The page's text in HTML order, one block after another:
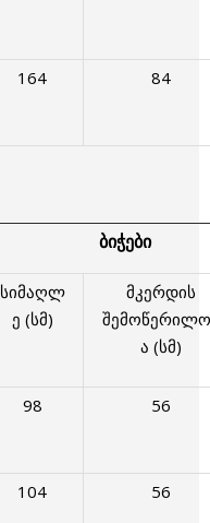
164 84
ბიჭები
სიმაღლ
ე (სმ)
მკერდის
ა (სმ)
98 56
104 56